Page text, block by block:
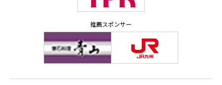
推薦スポンサー